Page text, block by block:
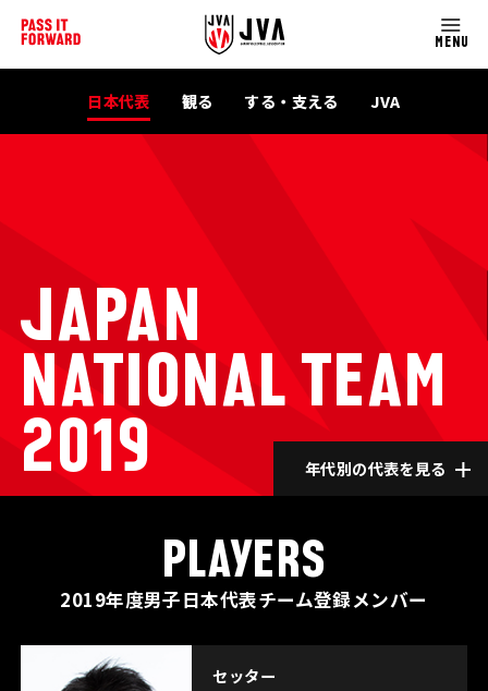
MENU
日本代表 観る する・支える JVA
JAPAN
NATIONAL TEAM
2019
年代別の代表を見る
PLAYERS
2019年度男子日本代表チーム登録メンバー
セッター